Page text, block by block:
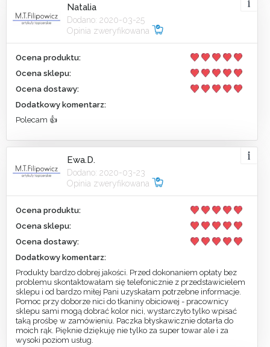
Natalia
Dodano: 2020-03-25
Opinia zweryfikowana
Ocena produktu:
Ocena sklepu:
Ocena dostawy:
Dodatkowy komentarz:
Polecam 👍
Ewa.D.
Dodano: 2020-03-23
Opinia zweryfikowana
Ocena produktu:
Ocena sklepu:
Ocena dostawy:
Dodatkowy komentarz:
Produkty bardzo dobrej jakości. Przed dokonaniem opłaty bez
problemu skontaktowałam się telefonicznie z przedstawicielem
sklepu i od bardzo miłej Pani uzyskałam potrzebne informacje.
Pomoc przy doborze nici do tkaniny obiciowej - pracownicy
sklepu sami mogą dobrać kolor nici, wystarczyło tylko wpisać
taką prośbę w zamówieniu. Paczka błyskawicznie dotarła do
moich rąk. Pięknie dziękuję nie tylko za super towar ale i za
wysoki poziom usług.